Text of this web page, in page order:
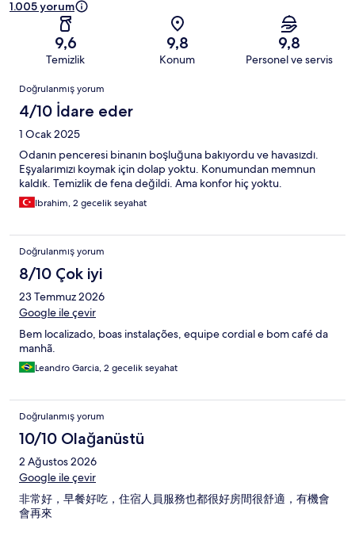
1.005 yorum
9,6
Temizlik
9,8
Konum
9,8
Personel ve servis
Yorumlar
Doğrulanmış yorum
4/10 İdare eder
1 Ocak 2025
Odanın penceresi binanın boşluğuna bakıyordu ve havasızdı.
Eşyalarımızı koymak için dolap yoktu. Konumundan memnun
kaldık. Temizlik de fena değildi. Ama konfor hiç yoktu.
Ibrahim, 2 gecelik seyahat
Doğrulanmış yorum
8/10 Çok iyi
23 Temmuz 2026
Google ile çevir
Bem localizado, boas instalações, equipe cordial e bom café da
manhã.
Leandro Garcia, 2 gecelik seyahat
Doğrulanmış yorum
10/10 Olağanüstü
2 Ağustos 2026
Google ile çevir
非常好，早餐好吃，住宿人員服務也都很好房間很舒適，有機會
會再來